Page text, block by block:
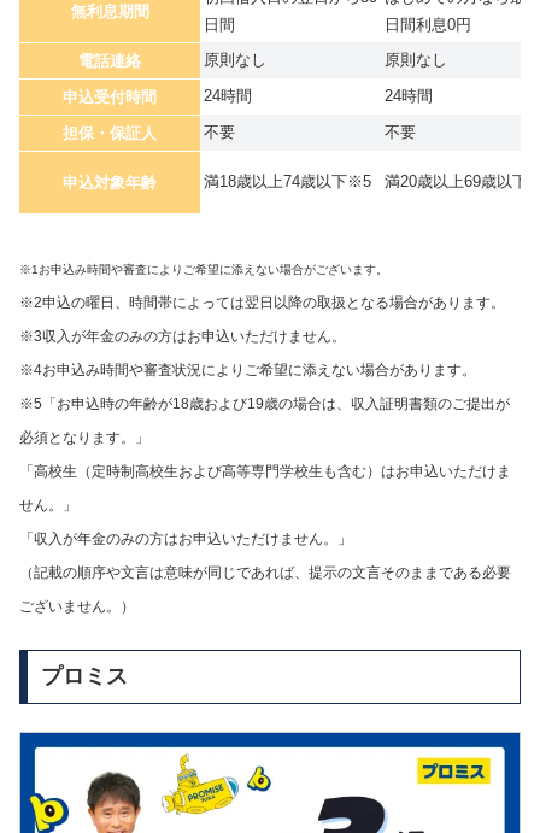
無利息期間
日間
日間利息0円
電話連絡
原則なし 原則なし
申込受付時間 24時間 24時間
担保・保証人 不要 不要
申込対象年齢 満18歳以上74歳以下※5 満20歳以上69歳以下
※1お申込み時間や審査によりご希望に添えない場合がございます。
※2申込の曜日、時間帯によっては翌日以降の取扱となる場合があります。
※3収入が年金のみの方はお申込いただけません。
※4お申込み時間や審査状況によりご希望に添えない場合があります。
※5「お申込時の年齢が18歳および19歳の場合は、収入証明書類のご提出が
必須となります。」
「高校生（定時制高校生および高等専門学校生も含む）はお申込いただけま
せん。」
「収入が年金のみの方はお申込いただけません。」
（記載の順序や文言は意味が同じであれば、提示の文言そのままである必要
ございません。）
プロミス